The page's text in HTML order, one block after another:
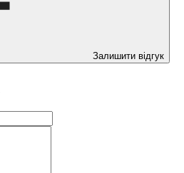
Залишити відгук